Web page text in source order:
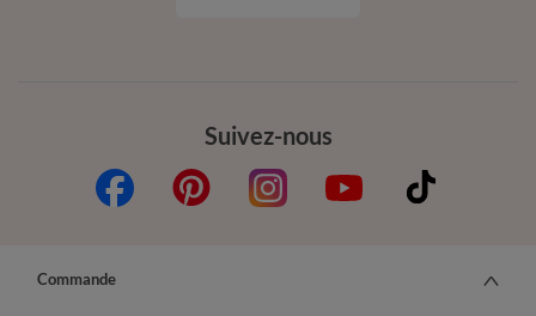
Suivez-nous
Commande